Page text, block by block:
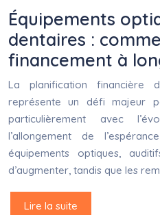
Équipements
dentaires :
financement à
La planification financière
représente un défi majeur
particulièrement avec
l’allongement de
équipements optiques,
d’augmenter, tandis que les
Lire la suite